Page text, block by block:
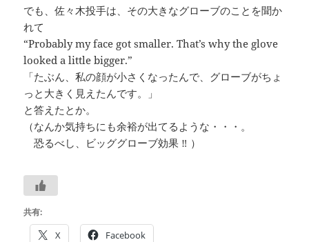
でも、佐々木投手は、その大きなグローブのことを聞か
れて
“Probably my face got smaller. That’s why the glove
looked a little bigger.”
「たぶん、私の顔が小さくなったんで、グローブがちょ
っと大きく見えたんです。」
と答えたとか。
（なんか気持ちにも余裕が出てるような・・・。
恐るべし、ビッググローブ効果 ‼ ）
共有:
X Facebook